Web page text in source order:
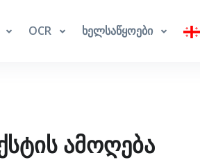
OCR ხელსაწყოები
ამოღება